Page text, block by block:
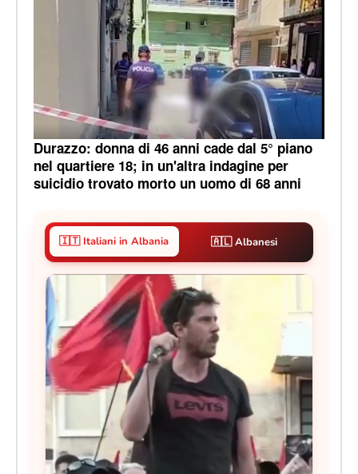
Durazzo: donna di 46 anni cade dal 5° piano
nel quartiere 18; in un'altra indagine per
suicidio trovato morto un uomo di 68 anni
🇮🇹 Italiani in Albania 🇦🇱 Albanesi